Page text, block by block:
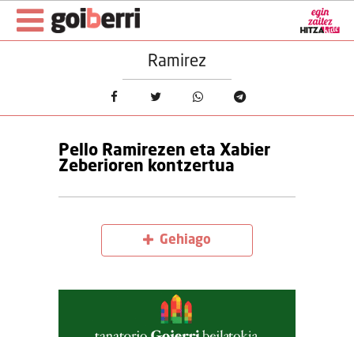
Ramirez
Pello Ramirezen eta Xabier
Zeberioren kontzertua
Gehiago